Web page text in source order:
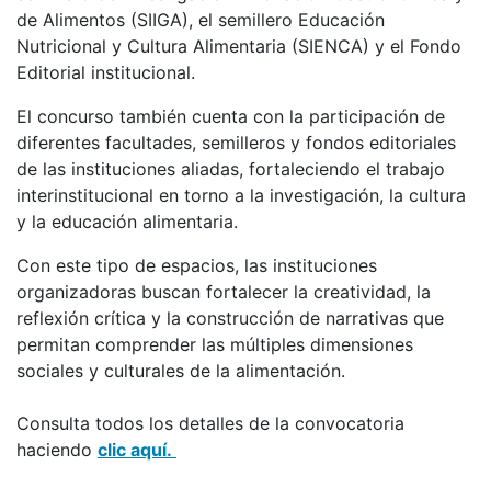
de Alimentos (SIIGA), el semillero Educación
Nutricional y Cultura Alimentaria (SIENCA) y el Fondo
Editorial institucional.
El concurso también cuenta con la participación de
diferentes facultades, semilleros y fondos editoriales
de las instituciones aliadas, fortaleciendo el trabajo
interinstitucional en torno a la investigación, la cultura
y la educación alimentaria.
Con este tipo de espacios, las instituciones
organizadoras buscan fortalecer la creatividad, la
reflexión crítica y la construcción de narrativas que
permitan comprender las múltiples dimensiones
sociales y culturales de la alimentación.
Consulta todos los detalles de la convocatoria
haciendo clic aquí.